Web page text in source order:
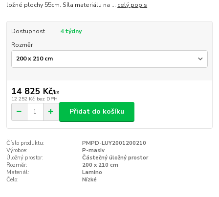
ložné plochy 55cm. Síla materiálu na ... celý popis
Dostupnost
4 týdny
Rozměr
14 825 Kč/ks
12 252 Kč bez DPH
Přidat do košíku
Číslo produktu:
PMPD-LUY2001200210
Výrobce:
P-masiv
Úložný prostor:
Částečný úložný prostor
Rozměr:
200 x 210 cm
Materiál:
Lamino
Čelo:
Nízké